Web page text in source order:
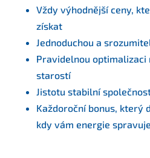
Vždy výhodnější ceny,
získat
Jednoduchou a
Pravidelnou optimalizaci
starostí
Jistotu stabilní
Každoroční bonus, který
kdy vám energie